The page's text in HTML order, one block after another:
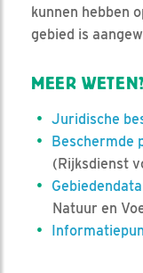
kunnen hebben
gebied is
MEER WETEN?
Juridische
Beschermde
(Rijksdienst
Natuur en